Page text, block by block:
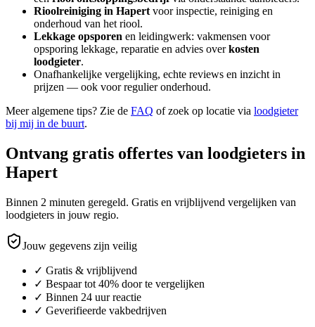
Rioolreiniging in Hapert voor inspectie, reiniging en
onderhoud van het riool.
Lekkage opsporen en leidingwerk: vakmensen voor
opsporing lekkage, reparatie en advies overkosten
loodgieter.
Onafhankelijke vergelijking, echte reviews en inzicht in
prijzen — ook voor regulier onderhoud.
Meer algemene tips? Zie de FAQ of zoek op locatie via loodgieter
bij mij in de buurt.
Ontvang gratis offertes van loodgieters in
Hapert
Binnen 2 minuten geregeld. Gratis en vrijblijvend vergelijken van
loodgieters in jouw regio.
Jouw gegevens zijn veilig
✓ Gratis & vrijblijvend
✓ Bespaar tot 40% door te vergelijken
✓ Binnen 24 uur reactie
✓ Geverifieerde vakbedrijven